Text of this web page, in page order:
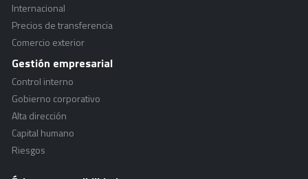
Internacional
Precios de transferencia
Comercio exterior
Gestión empresarial
Control interno
Gobierno corporativo
Alta dirección
Capital humano
Riesgos